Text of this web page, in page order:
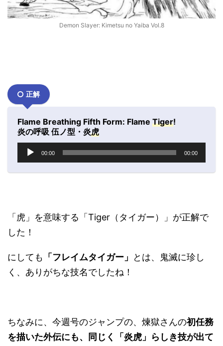
Demon Slayer: Kimetsu no Yaiba Vol.8
正解
Flame Breathing Fifth Form: Flame Tiger!
炎の呼吸 伍ノ型・炎虎
ー
00:00 00:00
「虎」を意味する「Tiger（タイガー）」が正解で
した！
にしても 「フレイムタイガー」
とは、鬼滅に珍し
く、ありがちな技名でしたね！
ちなみに、今週号のジャンプの、煉獄さんの初任務
を描いた外伝にも、同じく「炎虎」らしき技が出て